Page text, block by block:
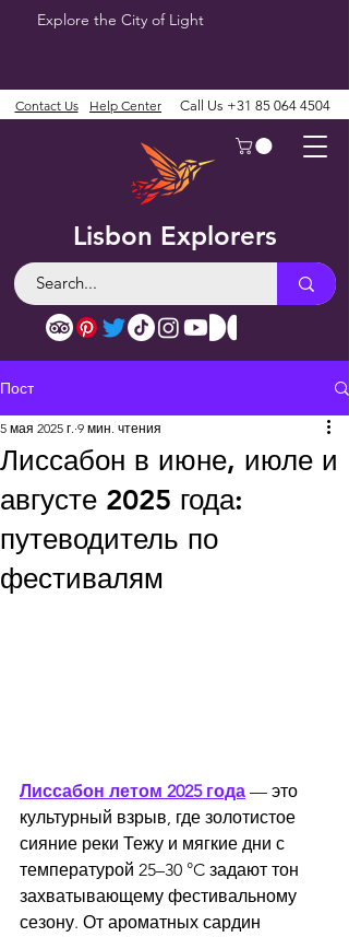
Explore the City of Light
Lisbon Explorers
Contact Us Help Center Call Us +31 85 064 4504
Пост
Лиссабон в июне, июле и
августе 2025 года:
путеводитель по
фестивалям
5 мая 2025 г. 9 мин. чтения
Лиссабон летом 2025 года — это
культурный взрыв, где золотистое
сияние реки Тежу и мягкие дни с
температурой 25–30 °C задают тон
захватывающему фестивальному
сезону. От ароматных сардин